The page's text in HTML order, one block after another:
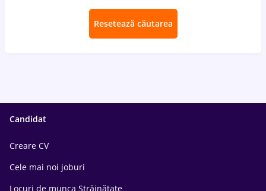
Resetează căutarea
Candidat
Creare CV
Cele mai noi joburi
Locuri de munca Străinătate